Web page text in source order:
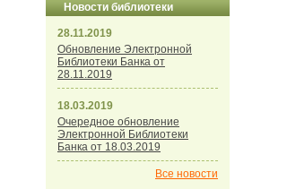
Новости библиотеки
28.11.2019
Обновление Электронной
Библиотеки Банка от
28.11.2019
18.03.2019
Очередное обновление
Электронной Библиотеки
Банка от 18.03.2019
Все новости